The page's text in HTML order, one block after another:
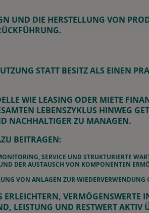
UND DIE HERSTELLUNG VON
STATT BESITZ ALS EINEN
WIE LEASING ODER MIETE
LEBENSZYKLUS HINWEG
NACHHALTIGER ZU MANAGEN.
BEITRAGEN:
SERVICE UND STRUKTURIERTE
DER AUSTAUSCH VON KOMPONENTEN
VON ANLAGEN ZUR WIEDERVERWENDUNG
VERMÖGENSWERTE
UND RESTWERT AKTIV